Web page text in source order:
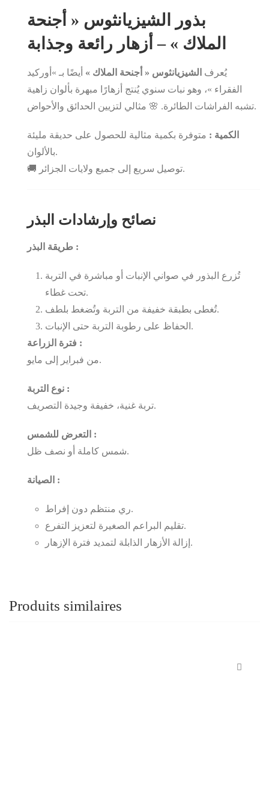
بذور الشيزيانثوس « أجنحة
الملاك » – أزهار رائعة وجذابة
يُعرف الشيزيانثوس « أجنحة الملاك » أيضًا بـ »أوركيد
الفقراء »، وهو نبات سنوي يُنتج أزهارًا مبهرة بألوان زاهية
تشبه الفراشات الطائرة. 🌸 مثالي لتزيين الحدائق والأحواض.
الكمية : متوفرة بكمية مثالية للحصول على حديقة مليئة
بالألوان.
🚚 توصيل سريع إلى جميع ولايات الجزائر.
نصائح وإرشادات البذر
طريقة البذر :
تُزرع البذور في صواني الإنبات أو مباشرة في التربة
تحت غطاء.
تُغطى بطبقة خفيفة من التربة وتُضغط بلطف.
الحفاظ على رطوبة التربة حتى الإنبات.
فترة الزراعة :
من فبراير إلى مايو.
نوع التربة :
تربة غنية، خفيفة وجيدة التصريف.
التعرض للشمس :
شمس كاملة أو نصف ظل.
الصيانة :
ري منتظم دون إفراط.
تقليم البراعم الصغيرة لتعزيز التفرع.
إزالة الأزهار الذابلة لتمديد فترة الإزهار.
Produits similaires